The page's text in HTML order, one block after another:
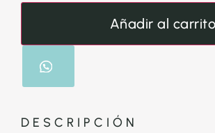
Añadir al carrito
DESCRIPCIÓN